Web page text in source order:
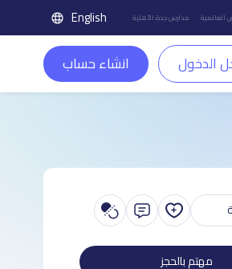
العالمية مدارس جدة الأهلية English
الدخول انشاء حساب
مهتم بالحجز